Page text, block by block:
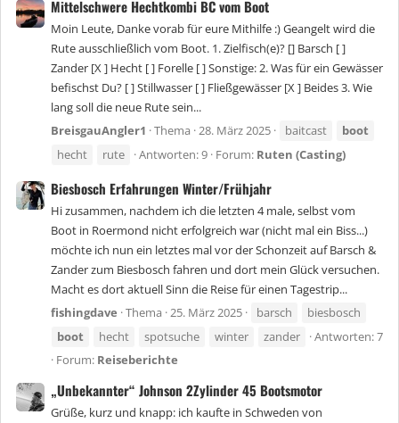
Mittelschwere Hechtkombi BC vom Boot
Moin Leute, Danke vorab für eure Mithilfe :) Geangelt wird die
Rute ausschließlich vom Boot. 1. Zielfisch(e)? [] Barsch [ ]
Zander [X ] Hecht [ ] Forelle [ ] Sonstige: 2. Was für ein Gewässer
befischst Du? [ ] Stillwasser [ ] Fließgewässer [X ] Beides 3. Wie
lang soll die neue Rute sein...
BreisgauAngler1 Thema 28. März 2025 baitcast
boot
hecht
rute Antworten: 9 Forum: Ruten (Casting)
Biesbosch Erfahrungen Winter/Frühjahr
Hi zusammen, nachdem ich die letzten 4 male, selbst vom
Boot in Roermond nicht erfolgreich war (nicht mal ein Biss...)
möchte ich nun ein letztes mal vor der Schonzeit auf Barsch &
Zander zum Biesbosch fahren und dort mein Glück versuchen.
Macht es dort aktuell Sinn die Reise für einen Tagestrip...
fishingdave Thema 25. März 2025 barsch
biesbosch
boot
hecht spotsuche winter zander
Antworten: 7
Forum: Reiseberichte
„Unbekannter“ Johnson 2Zylinder 45 Bootsmotor
Grüße, kurz und knapp: ich kaufte in Schweden von